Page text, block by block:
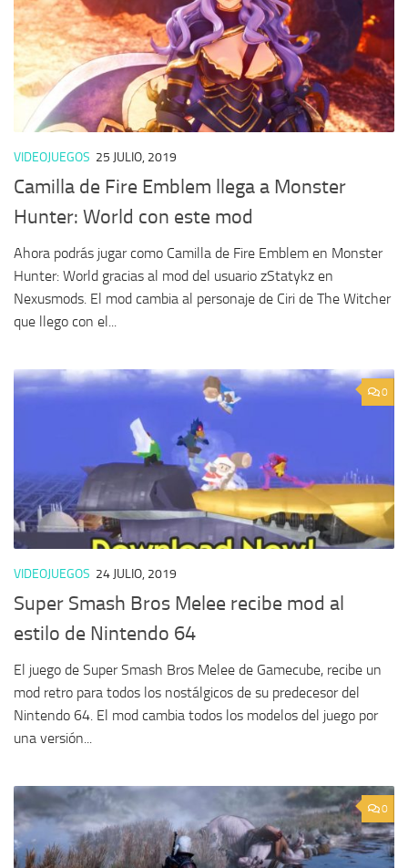
VIDEOJUEGOS 25 JULIO, 2019
Camilla de Fire Emblem llega a Monster
Hunter: World con este mod
Ahora podrás jugar como Camilla de Fire Emblem en Monster
Hunter: World gracias al mod del usuario zStatykz en
Nexusmods. El mod cambia al personaje de Ciri de The Witcher
que llego con el...
0
VIDEOJUEGOS 24 JULIO, 2019
Super Smash Bros Melee recibe mod al
estilo de Nintendo 64
El juego de Super Smash Bros Melee de Gamecube, recibe un
mod retro para todos los nostálgicos de su predecesor del
Nintendo 64. El mod cambia todos los modelos del juego por
una versión...
0